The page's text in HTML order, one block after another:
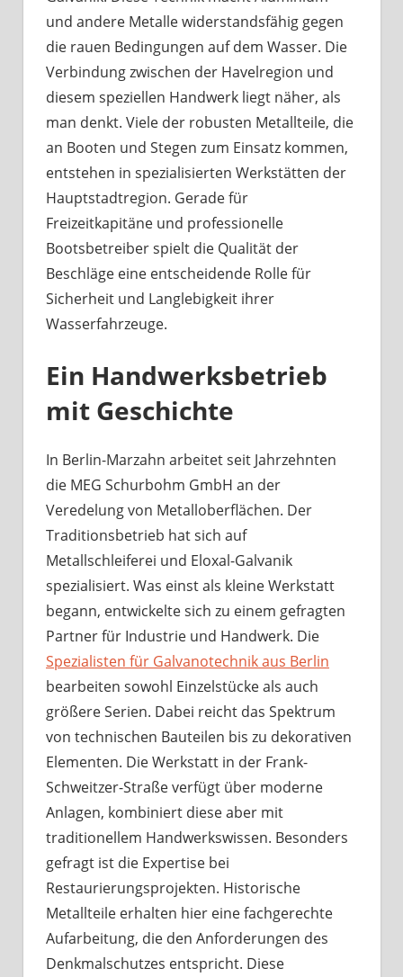
und andere Metalle widerstandsfähig gegen
die rauen Bedingungen auf dem Wasser. Die
Verbindung zwischen der Havelregion und
diesem speziellen Handwerk liegt näher, als
man denkt. Viele der robusten Metallteile, die
an Booten und Stegen zum Einsatz kommen,
entstehen in spezialisierten Werkstätten der
Hauptstadtregion. Gerade für
Freizeitkapitäne und professionelle
Bootsbetreiber spielt die Qualität der
Beschläge eine entscheidende Rolle für
Sicherheit und Langlebigkeit ihrer
Wasserfahrzeuge.
Ein Handwerksbetrieb
mit Geschichte
In Berlin-Marzahn arbeitet seit Jahrzehnten
die MEG Schurbohm GmbH an der
Veredelung von Metalloberflächen. Der
Traditionsbetrieb hat sich auf
Metallschleiferei und Eloxal-Galvanik
spezialisiert. Was einst als kleine Werkstatt
begann, entwickelte sich zu einem gefragten
Partner für Industrie und Handwerk. Die
Spezialisten für Galvanotechnik aus Berlin
bearbeiten sowohl Einzelstücke als auch
größere Serien. Dabei reicht das Spektrum
von technischen Bauteilen bis zu dekorativen
Elementen. Die Werkstatt in der Frank-
Schweitzer-Straße verfügt über moderne
Anlagen, kombiniert diese aber mit
traditionellem Handwerkswissen. Besonders
gefragt ist die Expertise bei
Restaurierungsprojekten. Historische
Metallteile erhalten hier eine fachgerechte
Aufarbeitung, die den Anforderungen des
Denkmalschutzes entspricht. Diese